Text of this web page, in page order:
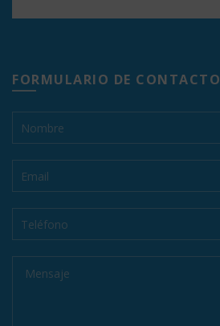
FORMULARIO DE CONTACTO